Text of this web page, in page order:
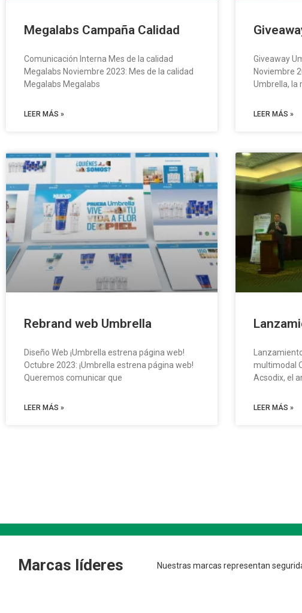
Megalabs Campaña Calidad
Comunicación Interna Mes de la calidad
Megalabs Noviembre 2023: Mes de la calidad
Megalabs Megalabs
LEER MÁS »
Giveaway
Noviembre
Umbrella, la
LEER MÁS »
Rebrand web Umbrella
Diseño Web ¡Umbrella estrena página web!
Octubre 2023: ¡Umbrella estrena página web!
Queremos comunicar que
LEER MÁS »
multimodal
Acsodix, el
LEER MÁS »
Marcas líderes Nuestras marcas representan